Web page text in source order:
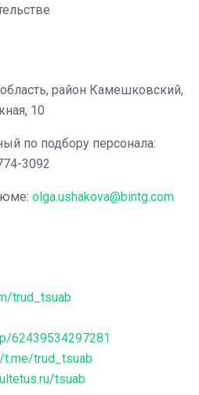
район Камешковский,
10
по подбору персонала:
3092
olga.ushakova@bintg.com
trud_tsuab
62439534297281
trud_tsuab
tsuab